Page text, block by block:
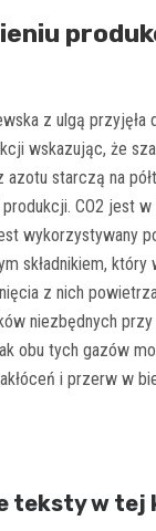
z ulgą przyjęła
wskazując, że
azotu starczą na
CO2 jest
wykorzystywany
składnikiem, który
z nich
niezbędnych
obu tych gazów
i przerw w
teksty w tej